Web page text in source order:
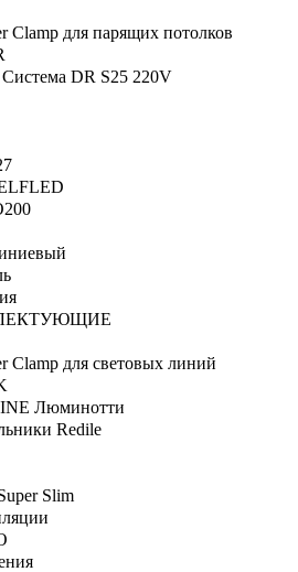
Clamp для парящих потолков
DR S25 220V
Clamp для световых линий
Люминотти
Redile
Slim